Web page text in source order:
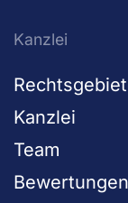
Kanzlei
Kanzlei
Team
Bewertungen